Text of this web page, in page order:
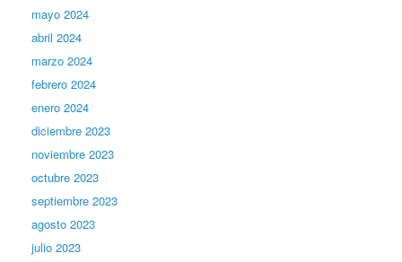
mayo 2024
abril 2024
marzo 2024
febrero 2024
enero 2024
diciembre 2023
noviembre 2023
octubre 2023
septiembre 2023
agosto 2023
julio 2023